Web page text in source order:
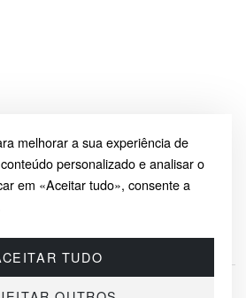
melhorar a sua experiência de
personalizado e analisar o
em «Aceitar tudo», consente a
TUDO
– sex 8:00 – 16:00 (UTC+2)